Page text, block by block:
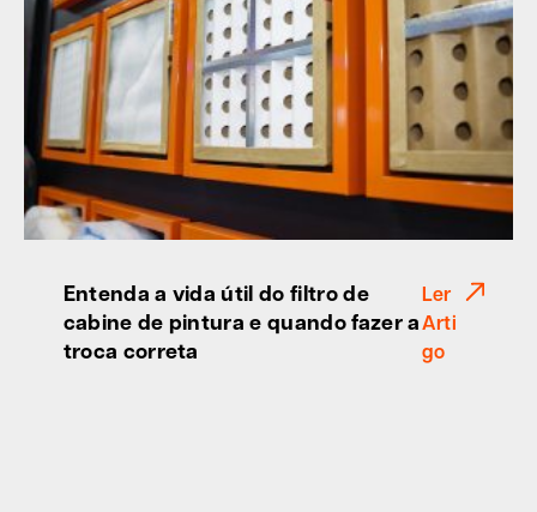
Entenda a vida útil do filtro de
cabine de pintura e quando fazer a
troca correta
Ler
Arti
go